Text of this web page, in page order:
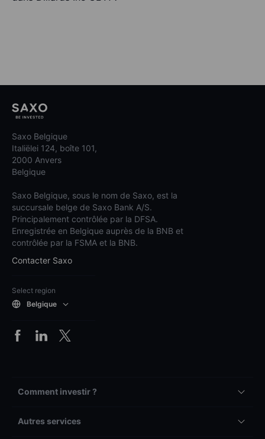
Saxo Belgique
Italiëlei 124, boîte 101,
2000 Anvers
Belgique
Saxo Belgique, sous le nom de Saxo, est la
succursale belge de Saxo Bank A/S.
Principalement contrôlée par la DFSA.
Enregistrée en Belgique auprès de la BNB et
contrôlée par la FSMA et la BNB.
Contacter Saxo
Select region
Belgique
Comment investir ?
Autres services